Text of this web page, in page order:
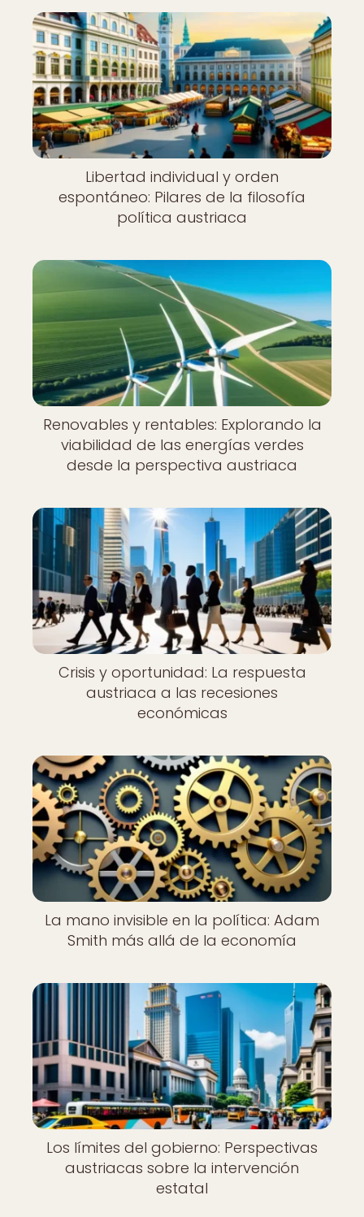
Libertad individual y orden
espontáneo: Pilares de la filosofía
política austriaca
Renovables y rentables: Explorando la
viabilidad de las energías verdes
desde la perspectiva austriaca
Crisis y oportunidad: La respuesta
austriaca a las recesiones
económicas
La mano invisible en la política: Adam
Smith más allá de la economía
Los límites del gobierno: Perspectivas
austriacas sobre la intervención
estatal